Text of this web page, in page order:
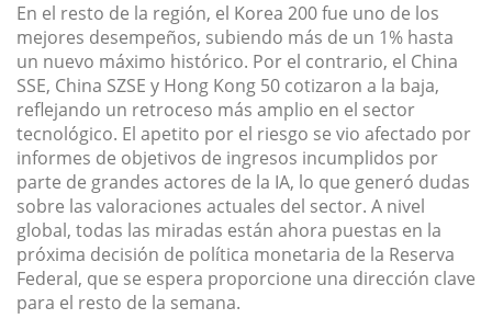
En el resto de la región, el Korea 200 fue uno de los
mejores desempeños, subiendo más de un 1% hasta
un nuevo máximo histórico. Por el contrario, el China
SSE, China SZSE y Hong Kong 50 cotizaron a la baja,
reflejando un retroceso más amplio en el sector
tecnológico. El apetito por el riesgo se vio afectado por
informes de objetivos de ingresos incumplidos por
parte de grandes actores de la IA, lo que generó dudas
sobre las valoraciones actuales del sector. A nivel
global, todas las miradas están ahora puestas en la
próxima decisión de política monetaria de la Reserva
Federal, que se espera proporcione una dirección clave
para el resto de la semana.